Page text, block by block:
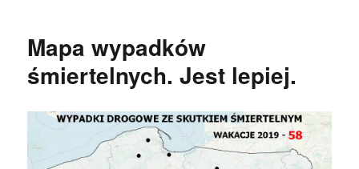
Mapa wypadków
śmiertelnych. Jest lepiej.